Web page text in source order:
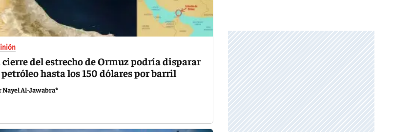
cierre del estrecho de Ormuz podría disparar
hasta los 150 dólares por barril
Nayel Al-Jawabra*